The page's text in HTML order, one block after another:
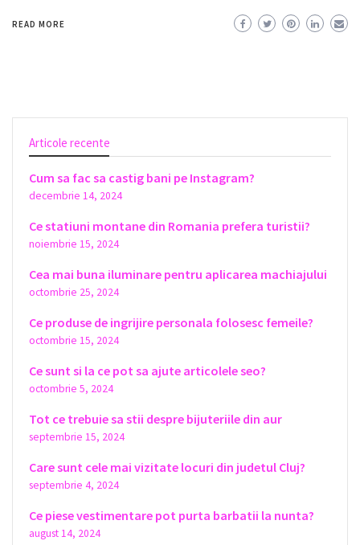
READ MORE
Articole recente
Cum sa fac sa castig bani pe Instagram?
decembrie 14, 2024
Ce statiuni montane din Romania prefera turistii?
noiembrie 15, 2024
Cea mai buna iluminare pentru aplicarea machiajului
octombrie 25, 2024
Ce produse de ingrijire personala folosesc femeile?
octombrie 15, 2024
Ce sunt si la ce pot sa ajute articolele seo?
octombrie 5, 2024
Tot ce trebuie sa stii despre bijuteriile din aur
septembrie 15, 2024
Care sunt cele mai vizitate locuri din judetul Cluj?
septembrie 4, 2024
Ce piese vestimentare pot purta barbatii la nunta?
august 14, 2024